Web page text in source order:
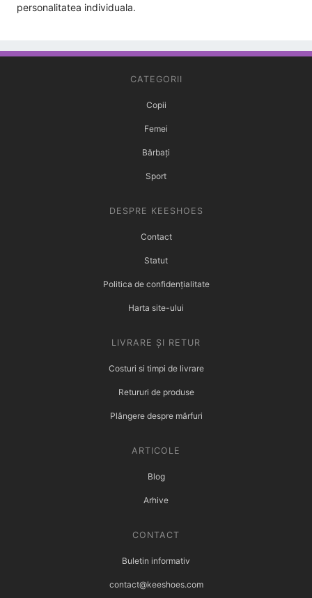
personalitatea individuala.
CATEGORII
Copii
Femei
Bărbați
Sport
DESPRE KEESHOES
Contact
Statut
Politica de confidențialitate
Harta site-ului
LIVRARE ȘI RETUR
Costuri si timpi de livrare
Retururi de produse
Plângere despre mărfuri
ARTICOLE
Blog
Arhive
CONTACT
Buletin informativ
contact@keeshoes.com